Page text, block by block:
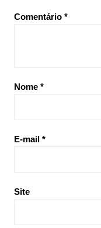
Comentário *
Nome *
E-mail *
Site